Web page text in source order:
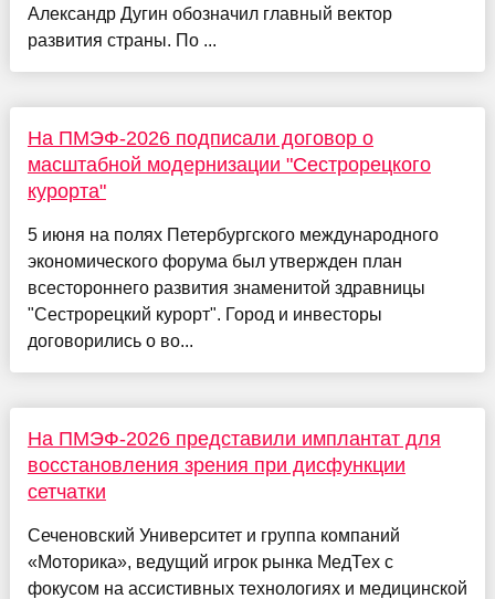
Александр Дугин обозначил главный вектор
развития страны. По ...
На ПМЭФ-2026 подписали договор о
масштабной модернизации "Сестрорецкого
курорта"
5 июня на полях Петербургского международного
экономического форума был утвержден план
всестороннего развития знаменитой здравницы
"Сестрорецкий курорт". Город и инвесторы
договорились о во...
На ПМЭФ-2026 представили имплантат для
восстановления зрения при дисфункции
сетчатки
Сеченовский Университет и группа компаний
«Моторика», ведущий игрок рынка МедТех с
фокусом на ассистивных технологиях и медицинской